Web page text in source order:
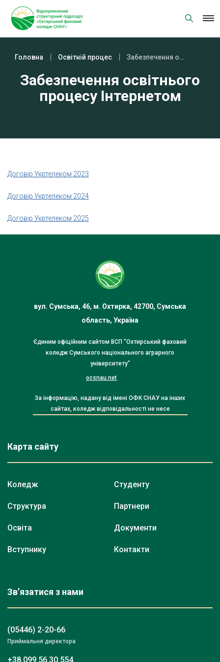
content
Головна Освітній процес Забезпечення освітнього процесу Інтернетом
Забезпечення освітнього
процесу Інтернетом
Договір Укртелеком 2023
Договір Укртелеком 2024
Договір Укртелеком 2025
вул. Сумська, 46, м. Охтирка, 42700, Сумська
область, Україна
Єдиним офіційним сайтом ВСП "Охтирський фаховий
коледж Сумського національного аграрного
університету"
ocsnau.net
За інформацію, надану від імені ОФК СНАУ на інших
сайтах, коледж відповідальності не несе
Карта сайту
Коледж
Структура
Освіта
Вступнику
Студенту
Партнери
Документи
Контакти
Зв’язатися з нами
(05446) 2-20-66
Приймальня директора
+38 099 56 30 554